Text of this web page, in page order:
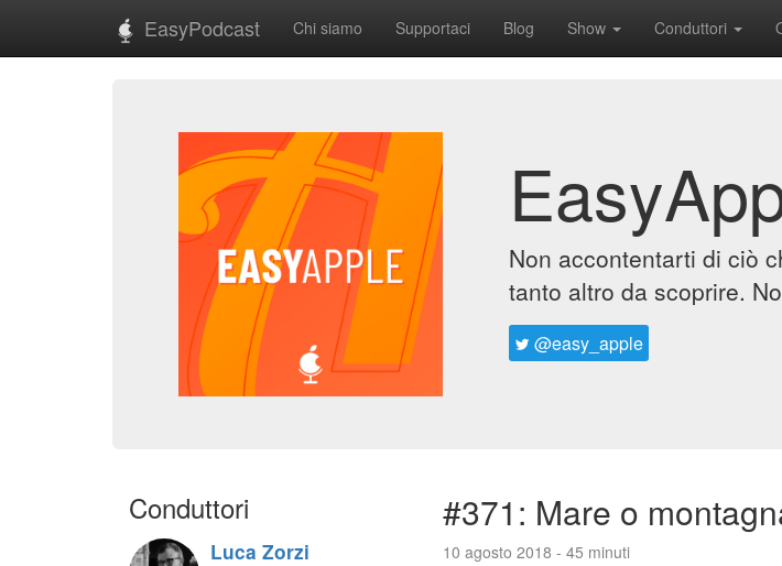
EasyPodcast Chi siamo Supportaci Blog Show Conduttori
Non accontentarti di ciò
tanto altro da scoprire.
@easy_apple
Conduttori
Luca Zorzi
#371: Mare o
10 agosto 2018 - 45 minuti